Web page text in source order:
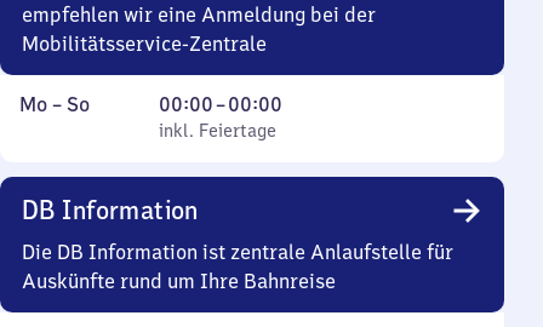
empfehlen wir eine Anmeldung bei der
Mobilitätsservice-Zentrale
Montag
Mo – So,
inkl. Feiertage
00:00–00:00
Von
0
0
Uhr
inkl. Feiertage
DB Information
Die DB Information ist zentrale Anlaufstelle für
Auskünfte rund um Ihre Bahnreise